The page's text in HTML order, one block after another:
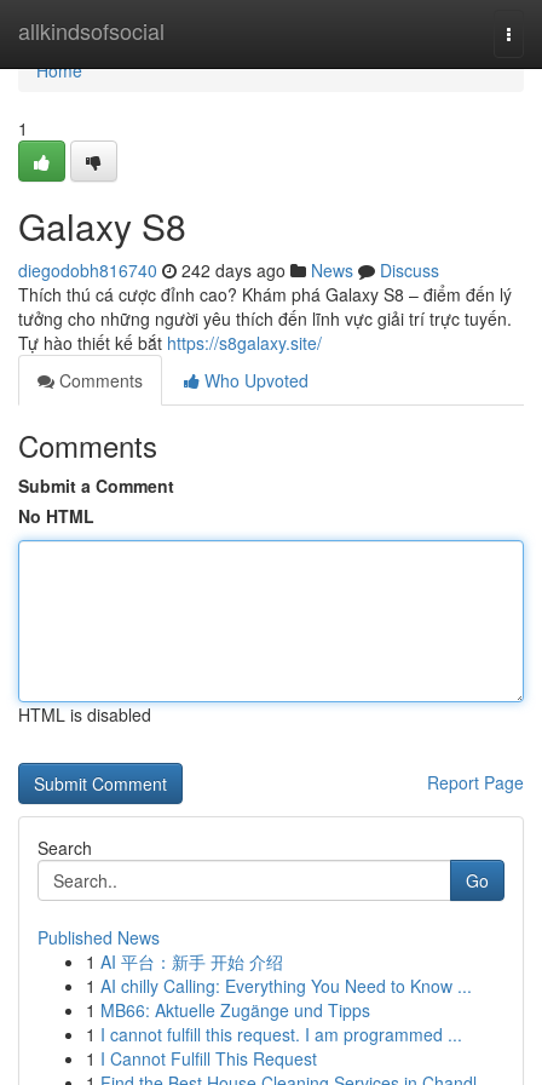
allkindsofsocial
Home
Home
1
Galaxy S8
diegodobh816740 242 days ago News
Discuss
Thích thú cá cược đỉnh cao? Khám phá Galaxy S8 – điểm đến lý
tưởng cho những người yêu thích đến lĩnh vực giải trí trực tuyến.
Tự hào thiết kế bắt https://s8galaxy.site/
Comments
Who Upvoted
Comments
Submit a Comment
No HTML
HTML is disabled
Report Page
Search
Go
Published News
1 AI 平台：新手 开始 介绍
1 AI chilly Calling: Everything You Need to Know ...
1 MB66: Aktuelle Zugänge und Tipps
1 I cannot fulfill this request. I am programmed ...
1 I Cannot Fulfill This Request